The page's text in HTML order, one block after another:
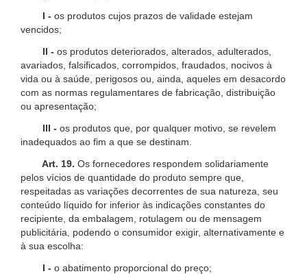
I - os produtos cujos prazos de validade estejam
vencidos;
II - os produtos deteriorados, alterados, adulterados,
avariados, falsificados, corrompidos, fraudados, nocivos à
vida ou à saúde, perigosos ou, ainda, aqueles em desacordo
com as normas regulamentares de fabricação, distribuição
ou apresentação;
III - os produtos que, por qualquer motivo, se revelem
inadequados ao fim a que se destinam.
Art. 19. Os fornecedores respondem solidariamente
pelos vícios de quantidade do produto sempre que,
respeitadas as variações decorrentes de sua natureza, seu
conteúdo líquido for inferior às indicações constantes do
recipiente, da embalagem, rotulagem ou de mensagem
publicitária, podendo o consumidor exigir, alternativamente e
à sua escolha:
I - o abatimento proporcional do preço;